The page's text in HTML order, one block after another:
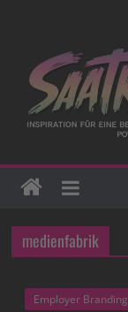
medienfabrik
Employer Branding